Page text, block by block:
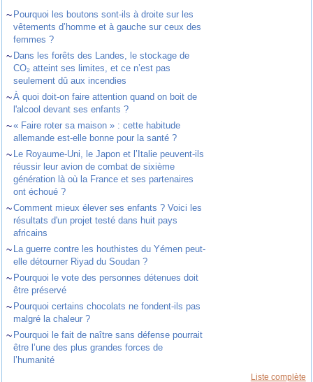
~ Pourquoi les boutons sont-ils à droite sur les
vêtements d’homme et à gauche sur ceux des
femmes ?
~ Dans les forêts des Landes, le stockage de
CO₂ atteint ses limites, et ce n’est pas
seulement dû aux incendies
~À quoi doit-on faire attention quand on boit de
l'alcool devant ses enfants ?
~« Faire roter sa maison » : cette habitude
allemande est-elle bonne pour la santé ?
~ Le Royaume-Uni, le Japon et l’Italie peuvent-ils
réussir leur avion de combat de sixième
génération là où la France et ses partenaires
ont échoué ?
~Comment mieux élever ses enfants ? Voici les
résultats d'un projet testé dans huit pays
africains
~ La guerre contre les houthistes du Yémen peut-
elle détourner Riyad du Soudan ?
~ Pourquoi le vote des personnes détenues doit
être préservé
~ Pourquoi certains chocolats ne fondent-ils pas
malgré la chaleur ?
~ Pourquoi le fait de naître sans défense pourrait
être l’une des plus grandes forces de
l’humanité
Liste complète